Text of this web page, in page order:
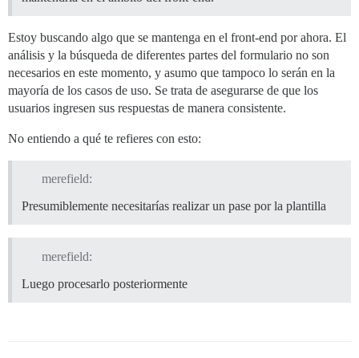
Estoy buscando algo que se mantenga en el front-end por ahora. El
análisis y la búsqueda de diferentes partes del formulario no son
necesarios en este momento, y asumo que tampoco lo serán en la
mayoría de los casos de uso. Se trata de asegurarse de que los
usuarios ingresen sus respuestas de manera consistente.
No entiendo a qué te refieres con esto:
merefield:
Presumiblemente necesitarías realizar un pase por la plantilla
merefield:
Luego procesarlo posteriormente